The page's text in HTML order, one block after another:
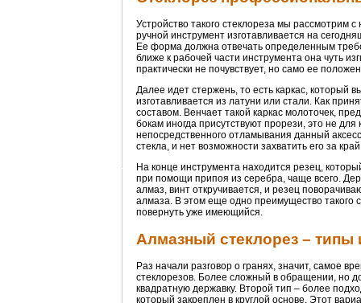
Устройство такого стеклореза мы рассмотрим
ручной инструмент изготавливается на
Ее форма должна отвечать определенным
ближе к рабочей части инструмента она чуть
практически не почувствует, но само ее
Далее идет стержень, то есть каркас, который
изготавливается из латуни или стали. Как
составом. Венчает такой каркас молоточек,
бокам иногда присутствуют прорези, это не
непосредственного отламывания данный
стекла, и нет возможности захватить его за
На конце инструмента находится резец,
при помощи припоя из серебра, чаще всего.
алмаз, винт откручивается, и резец
алмаза. В этом еще одно преимущество такого
повернуть уже имеющийся.
Алмазный стеклорез – типы
Раз начали разговор о гранях, значит, самое
стеклорезов. Более сложный в обращении, но
квадратную державку. Второй тип – более
который закреплен в круглой основе. Этот